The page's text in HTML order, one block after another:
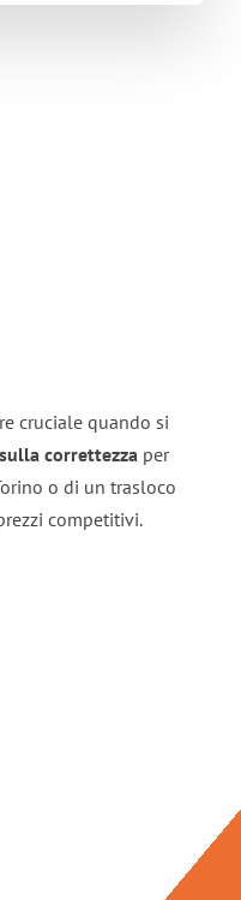
cruciale quando si
correttezza per
o di un trasloco
competitivi.